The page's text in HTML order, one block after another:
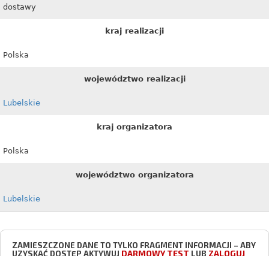
dostawy
kraj realizacji
Polska
województwo realizacji
Lubelskie
kraj organizatora
Polska
województwo organizatora
Lubelskie
ZAMIESZCZONE DANE TO TYLKO FRAGMENT INFORMACJI – ABY
UZYSKAĆ DOSTĘP AKTYWUJ DARMOWY TEST LUB ZALOGUJ